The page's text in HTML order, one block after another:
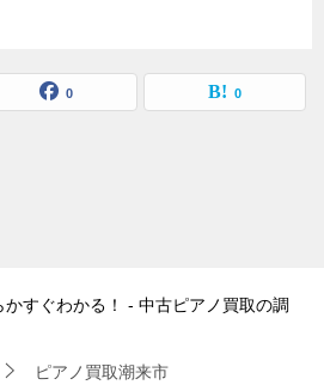
0 0
すぐわかる！ - 中古ピアノ買取の調
ピアノ買取潮来市